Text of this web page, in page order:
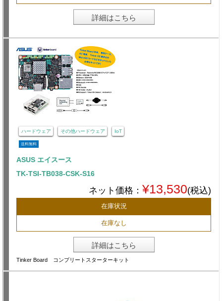
詳細はこちら
ハードウェア その他ハードウェア IoT
送料無料
ASUS エイスース
TK-TSI-TB038-CSK-S16
ネット価格： ¥13,530(税込)
在庫状況
在庫なし
詳細はこちら
Tinker Board コンプリートスターターキット